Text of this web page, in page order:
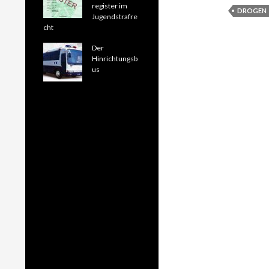
DROGEN
register im
Jugendstrafre
cht
Der
Hinrichtungsb
us